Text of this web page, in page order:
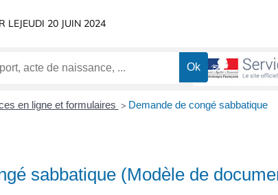
LEJEUDI 20 JUIN 2024
en ligne et formulaires > Demande de congé sabbatique
sabbatique (Modèle de